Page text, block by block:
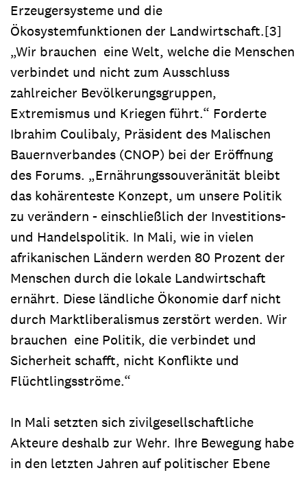
Erzeugersysteme und die
Ökosystemfunktionen der Landwirtschaft.[3]
„Wir brauchen eine Welt, welche die Menschen
verbindet und nicht zum Ausschluss
zahlreicher Bevölkerungsgruppen,
Extremismus und Kriegen führt.“ Forderte
Ibrahim Coulibaly, Präsident des Malischen
Bauernverbandes (CNOP) bei der Eröffnung
des Forums. „Ernährungssouveränität bleibt
das kohärenteste Konzept, um unsere Politik
zu verändern - einschließlich der Investitions-
und Handelspolitik. In Mali, wie in vielen
afrikanischen Ländern werden 80 Prozent der
Menschen durch die lokale Landwirtschaft
ernährt. Diese ländliche Ökonomie darf nicht
durch Marktliberalismus zerstört werden. Wir
brauchen eine Politik, die verbindet und
Sicherheit schafft, nicht Konflikte und
Flüchtlingsströme.“
In Mali setzten sich zivilgesellschaftliche
Akteure deshalb zur Wehr. Ihre Bewegung habe
in den letzten Jahren auf politischer Ebene